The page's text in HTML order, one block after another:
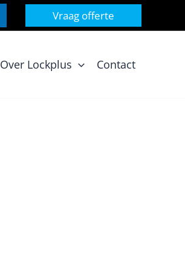
Vraag offerte
Over Lockplus Contact